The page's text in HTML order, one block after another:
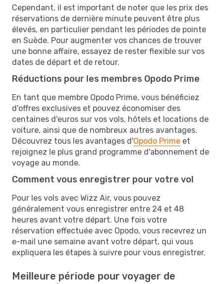
Cependant, il est important de noter que les prix des
réservations de dernière minute peuvent être plus
élevés, en particulier pendant les périodes de pointe
en Suède. Pour augmenter vos chances de trouver
une bonne affaire, essayez de rester flexible sur vos
dates de départ et de retour.
Réductions pour les membres Opodo Prime
En tant que membre Opodo Prime, vous bénéficiez
d'offres exclusives et pouvez économiser des
centaines d'euros sur vos vols, hôtels et locations de
voiture, ainsi que de nombreux autres avantages.
Découvrez tous les avantages d'Opodo Prime et
rejoignez le plus grand programme d'abonnement de
voyage au monde.
Comment vous enregistrer pour votre vol
Pour les vols avec Wizz Air, vous pouvez
généralement vous enregistrer entre 24 et 48
heures avant votre départ. Une fois votre
réservation effectuée avec Opodo, vous recevrez un
e-mail une semaine avant votre départ, qui vous
expliquera les étapes à suivre pour vous enregistrer.
Meilleure période pour voyager de